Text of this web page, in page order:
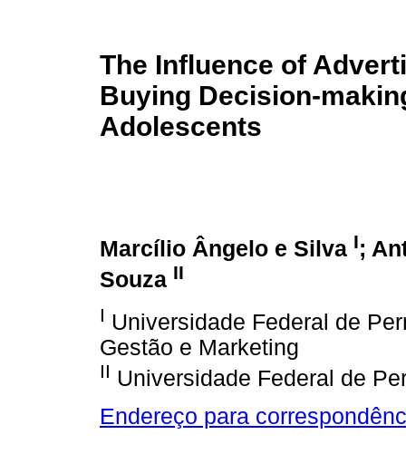
The Influence of
Buying Decision-
Adolescents
Marcílio Ângelo e Silva I;
Souza II
I Universidade Federal de
Gestão e Marketing
II Universidade Federal de
Endereço para